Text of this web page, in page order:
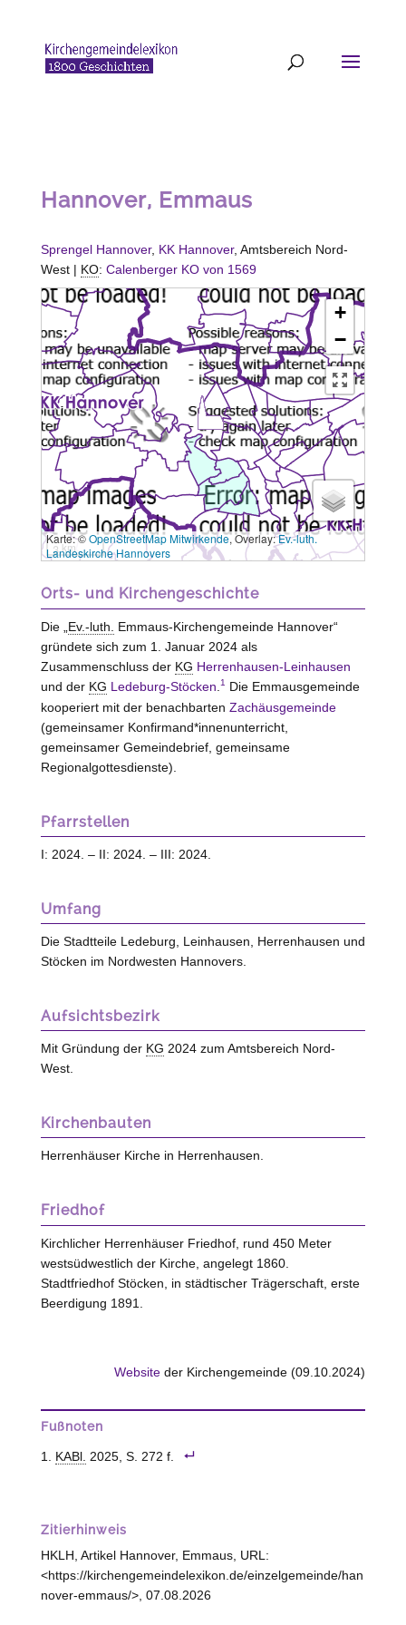
Hannover, Emmaus
Sprengel Hannover, KK Hannover, Amtsbereich Nord-
West | KO: Calenberger KO von 1569
+
−
3 km
Karte: ©OpenStreetMap Mitwirkende, Overlay:Ev.-luth.
Landeskirche Hannovers
Orts- und Kirchengeschichte
Die „ Ev.-luth.
Emmaus-Kirchengemeinde Hannover“
gründete sich zum 1. Januar 2024 als
Zusammenschluss der KG Herrenhausen-Leinhausen
und der KG Ledeburg-Stöcken 1
Die Emmausgemeinde
kooperiert mit der benachbarten Zachäusgemeinde
(gemeinsamer Konfirmand*innenunterricht,
gemeinsamer Gemeindebrief, gemeinsame
Regionalgottesdienste).
Pfarrstellen
I: 2024. – II: 2024. – III: 2024.
Umfang
Die Stadtteile Ledeburg, Leinhausen, Herrenhausen und
Stöcken im Nordwesten Hannovers.
Aufsichtsbezirk
Mit Gründung der KG 2024 zum Amtsbereich Nord-
West.
Kirchenbauten
Herrenhäuser Kirche in Herrenhausen.
Friedhof
Kirchlicher Herrenhäuser Friedhof, rund 450 Meter
westsüdwestlich der Kirche, angelegt 1860.
Stadtfriedhof Stöcken , in städtischer Trägerschaft, erste
Beerdigung 1891.
Website der Kirchengemeinde (09.10.2024)
Fußnoten
KABl. 2025, S. 272 f.
Zitierhinweis
HKLH, Artikel Hannover, Emmaus, URL:
<https://kirchengemeindelexikon.de/einzelgemeinde/han
nover-emmaus/>, 07.08.2026